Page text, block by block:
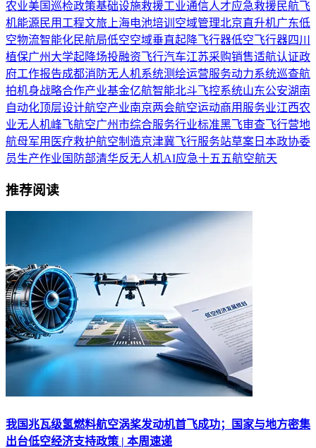
农业美国巡检政策基础设施救援工业通信人才应急救援民航飞
机能源 民用 工程文旅 上海电池培训 空域管理北京直升机广东低
空物流智能化民航局低空空域垂直起降飞行器低空飞行器四川
植保广州 大学起降场投融资飞行汽车江苏采购销售适航认证政
府工作报告成都消防无人机系统测绘运营服务动力系统巡查航
拍机身战略合作产业基金亿航智能北斗飞控系统山东公安湖南
自动化顶层设计航空产业南京两会航空运动商用 服务业江西农
业无人机峰飞航空广州市综合服务行业标准黑飞审查飞行营地
航母军用 医疗救护航空制造京津冀飞行服务站草案 日本政协委
员生产作业 国防部清华反无人机AI应急十五五航空航天
推荐阅读
我国兆瓦级氢燃料航空涡桨发动机首飞成功；国家与地方密集
出台低空经济支持政策 | 本周速递